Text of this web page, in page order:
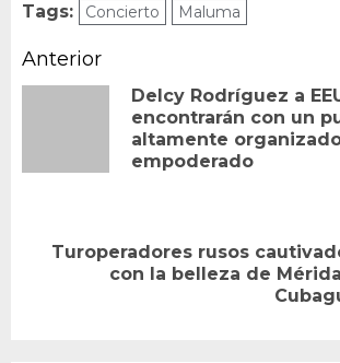
Tags: Concierto Maluma
Navegación
entradas
Anterior
Delcy Rodríguez a
encontrarán con un
altamente
empoderado
Siguiente
Turoperadores rusos
con la belleza de